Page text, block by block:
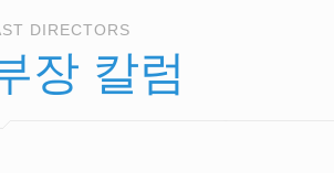
DIRECTORS
장 칼럼